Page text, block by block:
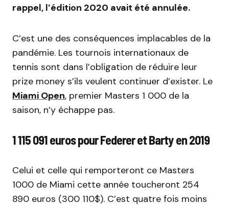
rappel, l’édition 2020 avait été annulée.
C’est une des conséquences implacables de la
pandémie. Les tournois internationaux de
tennis sont dans l’obligation de réduire leur
prize money s’ils veulent continuer d’exister. Le
Miami Open, premier Masters 1 000 de la
saison, n’y échappe pas.
1 115 091 euros pour Federer et Barty en 2019
Celui et celle qui remporteront ce Masters
1000 de Miami cette année toucheront 254
890 euros (300 110$). C’est quatre fois moins